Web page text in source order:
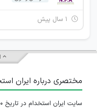
مختصری درباره ایران